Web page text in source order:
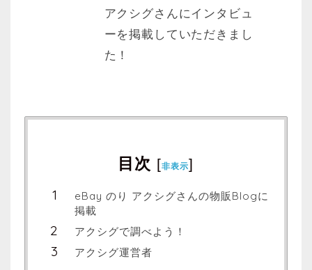
アクシグさんにインタビュ
ーを掲載していただきまし
た！
目次 [非表示]
eBay のり アクシグさんの物販Blogに
掲載
アクシグで調べよう！
アクシグ運営者